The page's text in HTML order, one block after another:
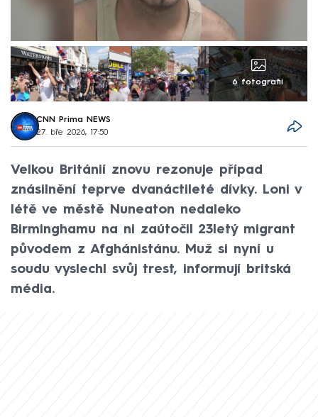
6 fotografií
CNN Prima NEWS
27. bře 2026, 17:50
Velkou Británií znovu rezonuje případ
znásilnění teprve dvanáctileté dívky. Loni v
létě ve městě Nuneaton nedaleko
Birminghamu na ni zaútočil 23letý migrant
původem z Afghánistánu. Muž si nyní u
soudu vyslechl svůj trest, informují britská
média.